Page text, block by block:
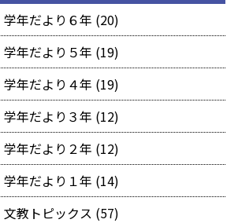
学年だより６年 (20)
学年だより５年 (19)
学年だより４年 (19)
学年だより３年 (12)
学年だより２年 (12)
学年だより１年 (14)
文教トピックス (57)